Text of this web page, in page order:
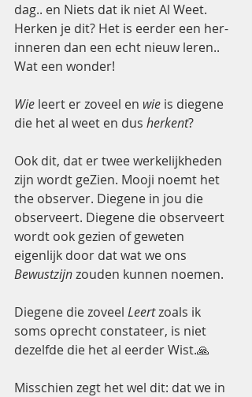
dag.. en Niets dat ik niet Al Weet.
Herken je dit? Het is eerder een her-
inneren dan een echt nieuw leren..
Wat een wonder!
Wie leert er zoveel en wie is diegene
die het al weet en dus herkent?
Ook dit, dat er twee werkelijkheden
zijn wordt geZien. Mooji noemt het
the observer. Diegene in jou die
observeert. Diegene die observeert
wordt ook gezien of geweten
eigenlijk door dat wat we ons
Bewustzijn zouden kunnen noemen.
Diegene die zoveel Leert zoals ik
soms oprecht constateer, is niet
dezelfde die het al eerder Wist.🙏
Misschien zegt het wel dit: dat we in